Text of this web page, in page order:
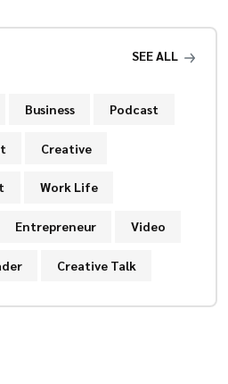
SEE ALL
Business Podcast
Creative
Work Life
Entrepreneur Video
Creative Talk